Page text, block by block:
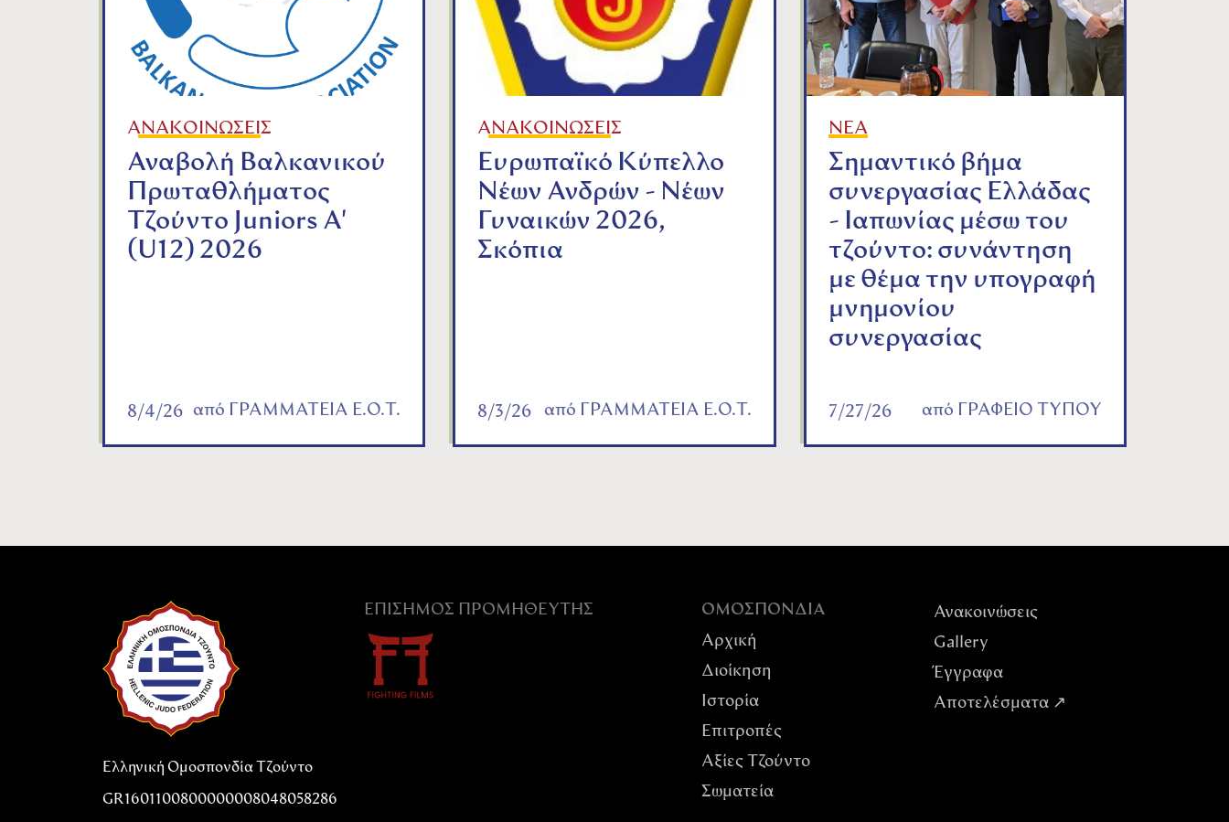
ΑΝΑΚΟΙΝΩΣΕΙΣ
Αναβολή Βαλκανικού
Πρωταθλήματος
Τζούντο Juniors A'
(U12) 2026
8/4/26 από ΓΡΑΜΜΑΤΕΙΑ Ε.Ο.Τ.
ΑΝΑΚΟΙΝΩΣΕΙΣ
Ευρωπαϊκό Κύπελλο
Νέων Ανδρών - Νέων
Γυναικών 2026,
Σκόπια
8/3/26 από ΓΡΑΜΜΑΤΕΙΑ Ε.Ο.Τ.
ΝΕΑ
Σημαντικό βήμα
συνεργασίας Ελλάδας
- Ιαπωνίας μέσω του
τζούντο: συνάντηση
με θέμα την υπογραφή
μνημονίου
συνεργασίας
7/27/26 από ΓΡΑΦΕΙΟ ΤΥΠΟΥ
Ελληνική Ομοσπονδία Τζούντο
GR1601100800000008048058286
ΕΠΊΣΗΜΟΣ ΠΡΟΜΗΘΕΥΤΉΣ
ΟΜΟΣΠΟΝΔIΑ
Αρχική
Διοίκηση
Ιστορία
Επιτροπές
Αξίες Tζούντο
Σωματεία
Ανακοινώσεις
Gallery
Έγγραφα
Αποτελέσματα ↗